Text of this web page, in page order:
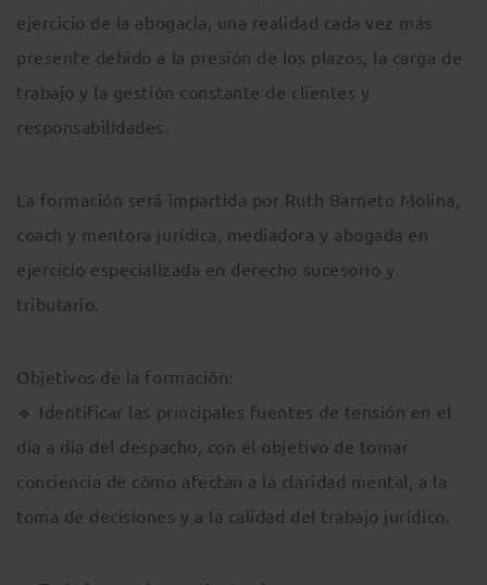
ejercicio de la abogacía, una realidad cada vez más
presente debido a la presión de los plazos, la carga de
trabajo y la gestión constante de clientes y
responsabilidades.
La formación será impartida por Ruth Barneto Molina,
coach y mentora jurídica, mediadora y abogada en
ejercicio especializada en derecho sucesorio y
tributario.
Objetivos de la formación:
🔹 Identificar las principales fuentes de tensión en el
día a día del despacho, con el objetivo de tomar
conciencia de cómo afectan a la claridad mental, a la
toma de decisiones y a la calidad del trabajo jurídico.